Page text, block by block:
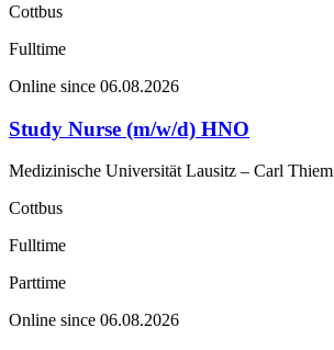
Cottbus
Fulltime
Online since 06.08.2026
Study Nurse (m/w/d) HNO
Medizinische Universität Lausitz – Carl Thiem
Cottbus
Fulltime
Parttime
Online since 06.08.2026